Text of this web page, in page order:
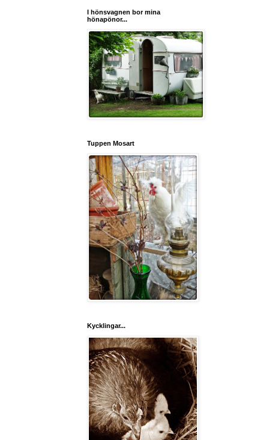
I hönsvagnen bor mina
hönapönor...
Tuppen Mosart
Kycklingar...